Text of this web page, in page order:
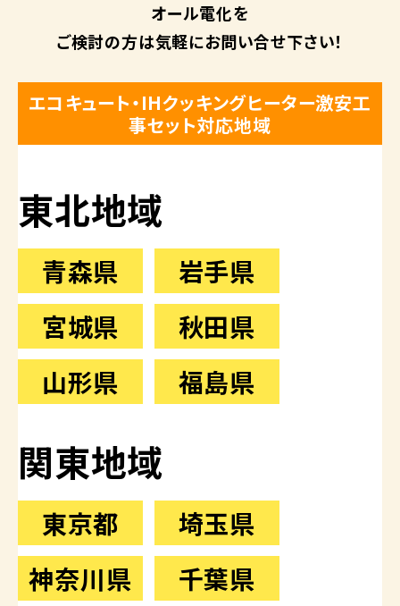
オール電化を
ご検討の方は気軽にお問い合せ下さい！
エコキュート・IHクッキングヒーター激安工
事セット対応地域
東北地域
青森県
岩手県
宮城県
秋田県
山形県
福島県
関東地域
東京都
埼玉県
神奈川県
千葉県